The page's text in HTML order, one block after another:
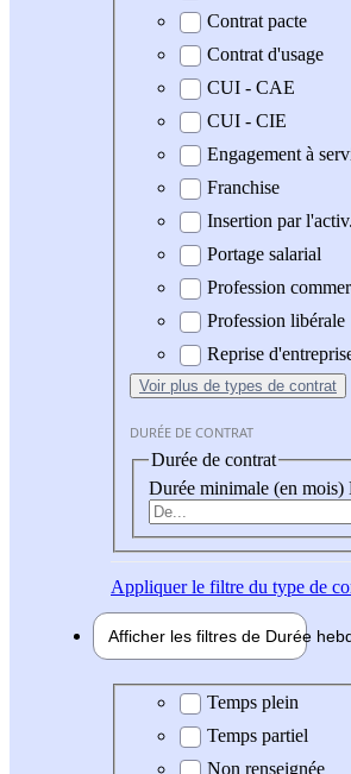
Contrat pacte
Contrat d'usage
CUI - CAE
CUI - CIE
Engagement à
Franchise
Insertion par
Portage salarial
Profession
Profession libérale
Reprise
Voir plus de types de contrat
DURÉE DE CONTRAT
Durée de contrat
Durée minimale (en mois)
Appliquerle filtre du type de
Afficher les filtres de Durée
Durée hebdomadaire
Temps plein
Temps partiel
Non renseignée